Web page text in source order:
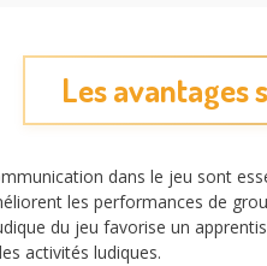
Les avantages
dans le jeu sont
les performances de
du jeu favorise un
activités ludiques.